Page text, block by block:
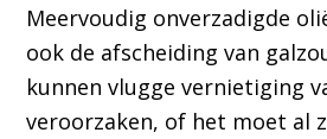
Meervoudig onverzadigde
ook de afscheiding van
kunnen vlugge vernietiging
veroorzaken, of het moet al